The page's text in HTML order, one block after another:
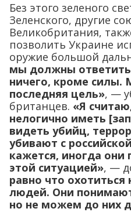
Без этого зеленого
Зеленского, другие
Великобритания,
позволить Украине
оружие большой
мы должны
ничего, кроме силы.
последняя цель», —
британцев. «Я
нелогично иметь
видеть убийц,
убивают с
кажется, иногда они
этой ситуацией», —
равно что охотиться
людей. Они
но не можем до них